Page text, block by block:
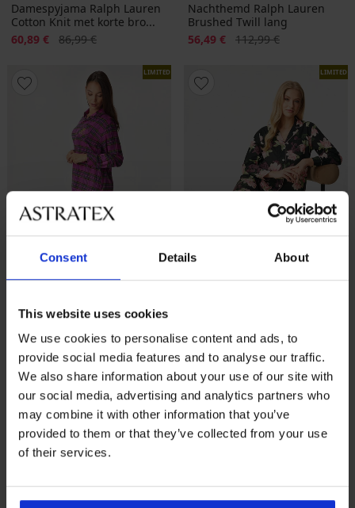
Consent Details About
This website uses cookies
We use cookies to personalise content and ads, to
provide social media features and to analyse our traffic.
We also share information about your use of our site with
our social media, advertising and analytics partners who
may combine it with other information that you’ve
provided to them or that they’ve collected from your use
of their services.
Damespyjama Ralph Lauren
Cotton Knit met korte bro...
Korting
60,89 € Oorspronkelijke prijs
86,99 €
Nachthemd Ralph Lauren
Brushed Twill lang
Korting
56,49 € Oorspronkelijke prijs
112,99 €
LIMITED
PREMIUM
Nachthemd Ralph Lauren
Pink Plaid kort
Oorspronkelijke prijs
104,99 €
LIMITED
PREMIUM
Pyjama Ralph Lauren Woven
Lawn Notch Collar lang
Korting
70,50 € Oorspronkelijke prijs
140,99 €
LIMITED